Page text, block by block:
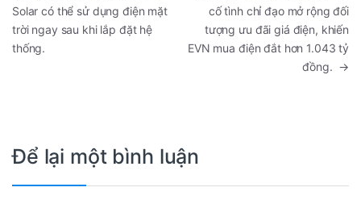
Solar có thể sử dụng điện mặt
trời ngay sau khi lắp đặt hệ
thống.
cố tình chỉ đạo mở rộng đối
tượng ưu đãi giá điện, khiến
EVN mua điện đắt hơn 1.043 tỷ
đồng. →
Để lại một bình luận